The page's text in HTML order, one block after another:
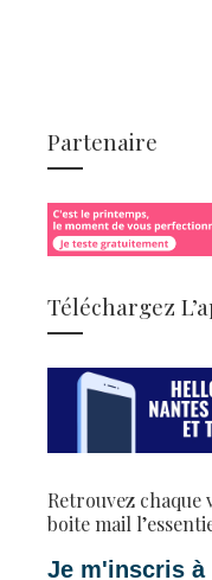
Partenaire
Téléchargez
Retrouvez chaque
boite mail
Je m'inscris